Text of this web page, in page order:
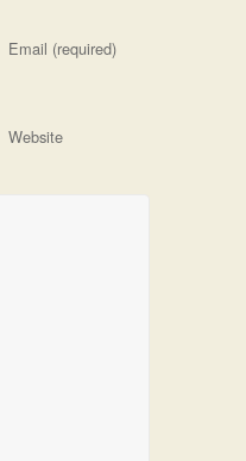
Email (required)
Website